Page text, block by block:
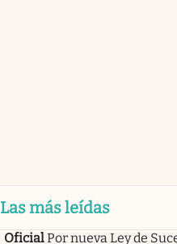
Las más leídas
OficialPor nueva Ley de